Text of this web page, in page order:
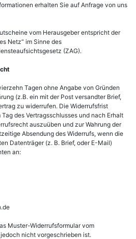
erhalten Sie auf Anfrage von uns
vom Herausgeber entspricht der
Netz“ im Sinne des
(ZAG).
Tagen ohne Angabe von Gründen
(z.B. ein mit der Post versandter Brief,
zu widerrufen. Die Widerrufsfrist
des Vertragsschlusses und nach Erhalt
auszuüben und zur Wahrung der
Absendung des Widerrufs, wenn die
Datenträger (z. B. Brief, oder E-Mail)
an:
Muster-Widerrufsformular vom
nicht vorgeschrieben ist.